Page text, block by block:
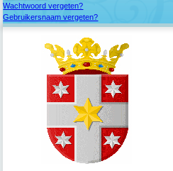
Wachtwoord vergeten?
Gebruikersnaam vergeten?